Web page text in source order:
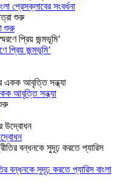
প্রেসক্লাবের সংবর্ধনা
শুরু
প্রিয় জন্মভূমি’
আবৃত্তি সন্ধ্যা
বন্ধনকে সুদূঢ় করতে প্যারিস বাংলা